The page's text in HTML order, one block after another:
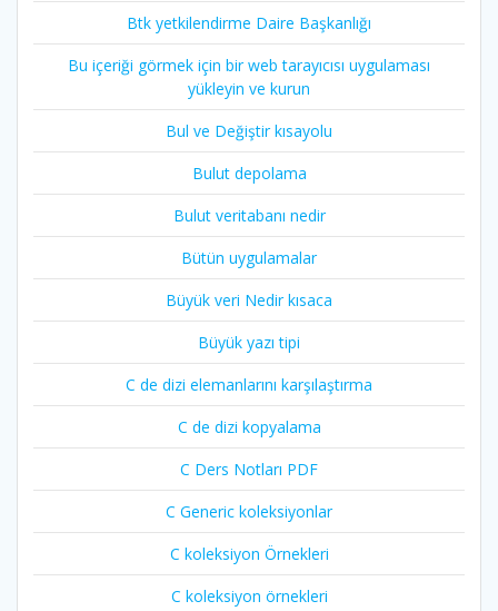
Btk yetkilendirme Daire Başkanlığı
Bu içeriği görmek için bir web tarayıcısı uygulaması
yükleyin ve kurun
Bul ve Değiştir kısayolu
Bulut depolama
Bulut veritabanı nedir
Bütün uygulamalar
Büyük veri Nedir kısaca
Büyük yazı tipi
C de dizi elemanlarını karşılaştırma
C de dizi kopyalama
C Ders Notları PDF
C Generic koleksiyonlar
C koleksiyon Örnekleri
C koleksiyon örnekleri